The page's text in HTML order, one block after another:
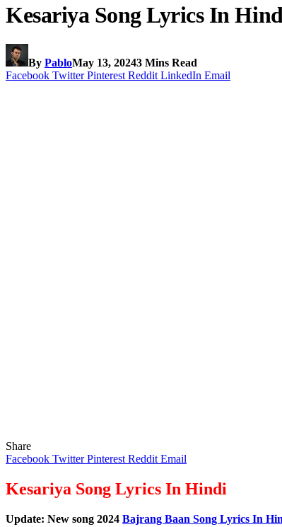
Kesariya Song Lyrics In
By PabloMay 13, 20243 Mins Read
Facebook Twitter Pinterest Reddit LinkedIn Email
Share
Facebook Twitter Pinterest Reddit Email
Kesariya Song Lyrics In Hindi
Update: New song 2024 Bajrang Baan Song Lyrics In